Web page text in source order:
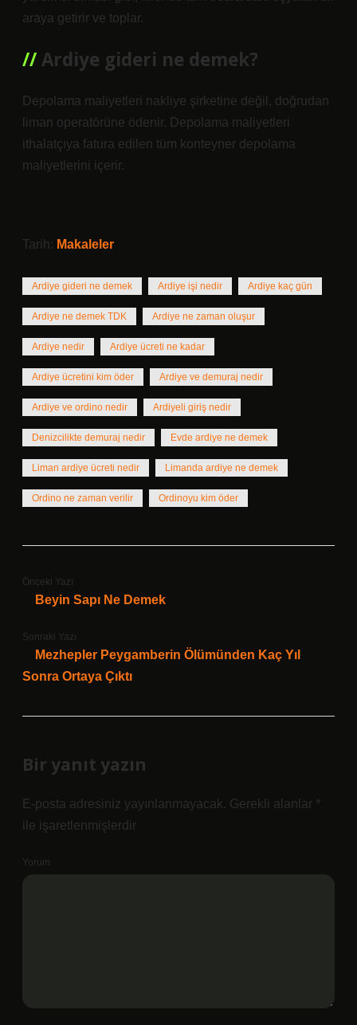
araya getirir ve toplar.
Ardiye gideri ne demek?
Depolama maliyetleri nakliye şirketine değil, doğrudan
liman operatörüne ödenir. Depolama maliyetleri
ithalatçıya fatura edilen tüm konteyner depolama
maliyetlerini içerir.
Tarih: Makaleler
Ardiye gideri ne demek Ardiye işi nedir Ardiye kaç gün
Ardiye ne demek TDK Ardiye ne zaman oluşur
Ardiye nedir Ardiye ücreti ne kadar
Ardiye ücretini kim öder Ardiye ve demuraj nedir
Ardiye ve ordino nedir Ardiyeli giriş nedir
Denizcilikte demuraj nedir Evde ardiye ne demek
Liman ardiye ücreti nedir Limanda ardiye ne demek
Ordino ne zaman verilir Ordinoyu kim öder
Önceki Yazı
Beyin Sapı Ne Demek
Sonraki Yazı
Mezhepler Peygamberin Ölümünden Kaç Yıl
Sonra Ortaya Çıktı
Bir yanıt yazın
E-posta adresiniz yayınlanmayacak. Gerekli alanlar *
ile işaretlenmişlerdir
Yorum